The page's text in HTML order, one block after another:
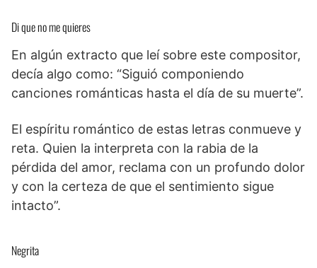
Di que no me quieres
En algún extracto que leí sobre este compositor,
decía algo como: “Siguió componiendo
canciones románticas hasta el día de su muerte”.
El espíritu romántico de estas letras conmueve y
reta. Quien la interpreta con la rabia de la
pérdida del amor, reclama con un profundo dolor
y con la certeza de que el sentimiento sigue
intacto”.
Negrita